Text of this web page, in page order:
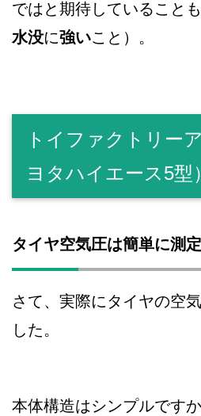
ではと期待していること
水没に強いこと）。
トイファクトリー
ヨタハイエース5型
タイヤ空気圧は簡単に測定
さて、実際にタイヤの空
した。
本体構造はシンプルです